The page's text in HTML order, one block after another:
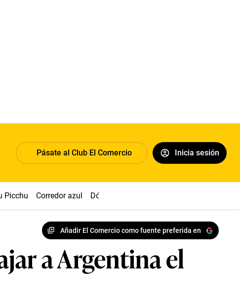
Pásate al Club El Comercio Inicia sesión
Picchu Corredor azul Dólar
Añadir El Comercio como fuente preferida en
a Argentina el